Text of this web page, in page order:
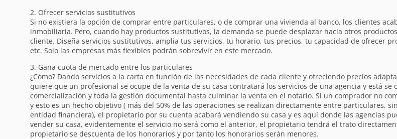
2. Ofrecer servicios sustitutivos
Si no existiera la opción de comprar entre particulares, o de comprar una vivienda al banco, los clientes
inmobiliaria. Pero, cuando hay productos sustitutivos, la demanda se puede desplazar hacia otros
cliente. Diseña servicios sustitutivos, amplia tus servicios, tu horario, tus precios, tu capacidad de ofrecer
etc. Solo las empresas más flexibles podrán sobrevivir en este mercado.
3. Gana cuota de mercado entre los particulares
¿Cómo? Dando servicios a la carta en función de las necesidades de cada cliente y ofreciendo precios
quiere que un profesional se ocupe de la venta de su casa contratará los servicios de una agencia y está
comercialización y toda la gestión documental hasta culminar la venta en el notario. Si un comprador no
y esto es un hecho objetivo ( más del 50% de las operaciones se realizan directamente entre particulares,
entidad financiera), el propietario por su cuenta acabará vendiendo su casa y es aquí donde las agencias
vender su casa, evidentemente el servicio no será como el anterior, el propietario tendrá el trato
propietario se descuenta de los honorarios y por tanto los honorarios serán menores.